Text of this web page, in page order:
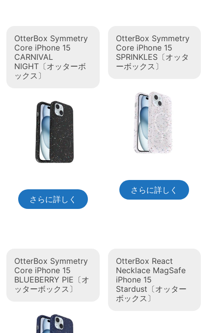
OtterBox Symmetry
Core iPhone 15
CARNIVAL
NIGHT〔オッターボ
ックス〕
さらに詳しく
OtterBox Symmetry
Core iPhone 15
SPRINKLES〔オッタ
ーボックス〕
さらに詳しく
OtterBox Symmetry
Core iPhone 15
BLUEBERRY PIE〔オ
ッターボックス〕
OtterBox React
Necklace MagSafe
iPhone 15
Stardust〔オッター
ボックス〕